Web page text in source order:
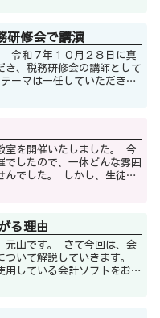
研修会で講演
真
き、税務研修会の講師として
を開催いたしました。 今
でしたので、一体どんな雰囲
しかし、生徒の
る理由
さて今回は、会
いて解説していきます。
用している会計ソフトをお客